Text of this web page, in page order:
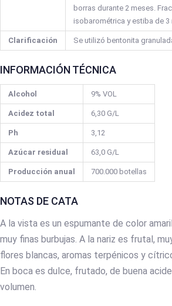
borras durante 2 meses.
isobarométrica y estiba de 3
Clarificación Se utilizó bentonita
INFORMACIÓN TÉCNICA
Alcohol 9% VOL
Acidez total 6,30 G/L
Ph 3,12
Azúcar residual 63,0 G/L
Producción anual 700.000 botellas
NOTAS DE CATA
A la vista es un espumante de color
muy finas burbujas. A la nariz es frutal,
flores blancas, aromas terpénicos y
En boca es dulce, frutado, de buena
volumen.